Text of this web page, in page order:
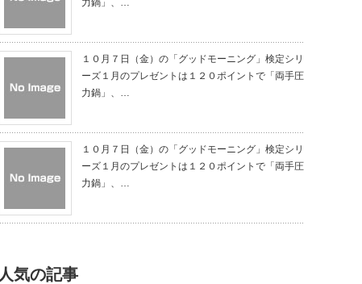
力鍋」、…
１０月７日（金）の「グッドモーニング」検定シリ
ーズ１月のプレゼントは１２０ポイントで「両手圧
力鍋」、…
１０月７日（金）の「グッドモーニング」検定シリ
ーズ１月のプレゼントは１２０ポイントで「両手圧
力鍋」、…
人気の記事